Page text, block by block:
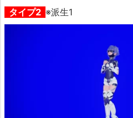
タイプ2 ※派生1